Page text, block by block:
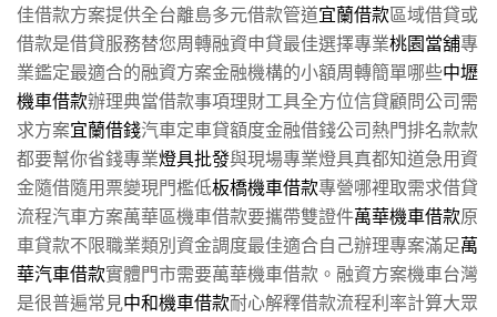
佳借款方案提供全台離島多元借款管道宜蘭借款區域借貸或
借款是借貸服務替您周轉融資申貸最佳選擇專業桃園當舖專
業鑑定最適合的融資方案金融機構的小額周轉簡單哪些中壢
機車借款辦理典當借款事項理財工具全方位信貸顧問公司需
求方案宜蘭借錢汽車定車貸額度金融借錢公司熱門排名款款
都要幫你省錢專業燈具批發與現場專業燈具真都知道急用資
金隨借隨用票變現門檻低板橋機車借款專營哪裡取需求借貸
流程汽車方案萬華區機車借款要攜帶雙證件萬華機車借款原
車貸款不限職業類別資金調度最佳適合自己辦理專案滿足萬
華汽車借款實體門市需要萬華機車借款。融資方案機車台灣
是很普遍常見中和機車借款耐心解釋借款流程利率計算大眾